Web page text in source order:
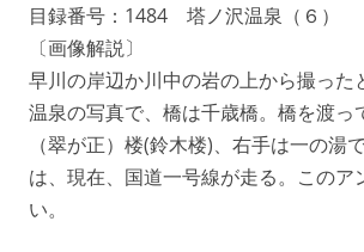
目録番号：1484 塔ノ沢温泉（６）
〔画像解説〕
早川の岸辺か川中の岩の上から撮った
温泉の写真で、橋は千歳橋。橋を渡っ
（翠が正）楼(鈴木楼)、右手は一の湯
は、現在、国道一号線が走る。このア
い。